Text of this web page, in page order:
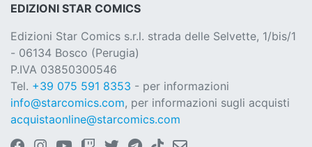
EDIZIONI STAR COMICS
Edizioni Star Comics s.r.l. strada delle Selvette, 1/bis/1
- 06134 Bosco (Perugia)
P.IVA 03850300546
Tel. +39 075 591 8353 - per informazioni
info@starcomics.com, per informazioni sugli acquisti
acquistaonline@starcomics.com